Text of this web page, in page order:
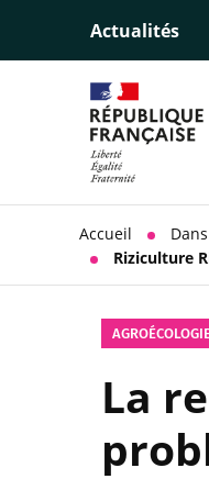
Actualités
Accueil
Riziculture
La